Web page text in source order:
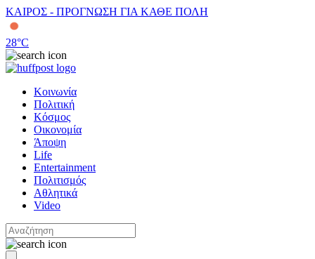
ΚΑΙΡΟΣ - ΠΡΟΓΝΩΣΗ ΓΙΑ ΚΑΘΕ ΠΟΛΗ
28°C
Κοινωνία
Πολιτική
Κόσμος
Οικονομία
Άποψη
Life
Entertainment
Πολιτισμός
Αθλητικά
Video